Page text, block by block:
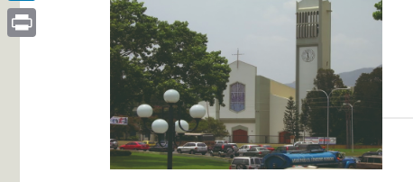
LinkedIn